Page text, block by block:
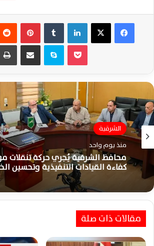
فيسبوك ‫X لينكدإن بينتيريست
سكايب مشاركة عبر البريد
الشرقية
منذ يوم واحد
محافظ الشرقية يُجري حركة تنقلات
كفاءة القيادات التنفيذية وتحسين
مقالات ذات صلة